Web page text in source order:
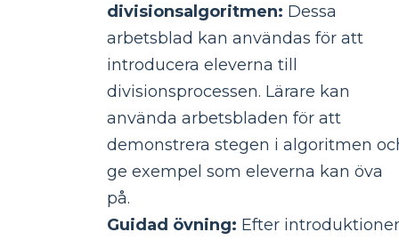
divisionsalgoritmen: Dessa
arbetsblad kan användas för att
introducera eleverna till
divisionsprocessen. Lärare kan
använda arbetsbladen för att
demonstrera stegen i algoritmen
ge exempel som eleverna kan öva
på.
Guidad övning: Efter